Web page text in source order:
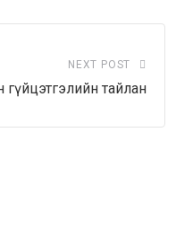
NEXT POST
тайлан